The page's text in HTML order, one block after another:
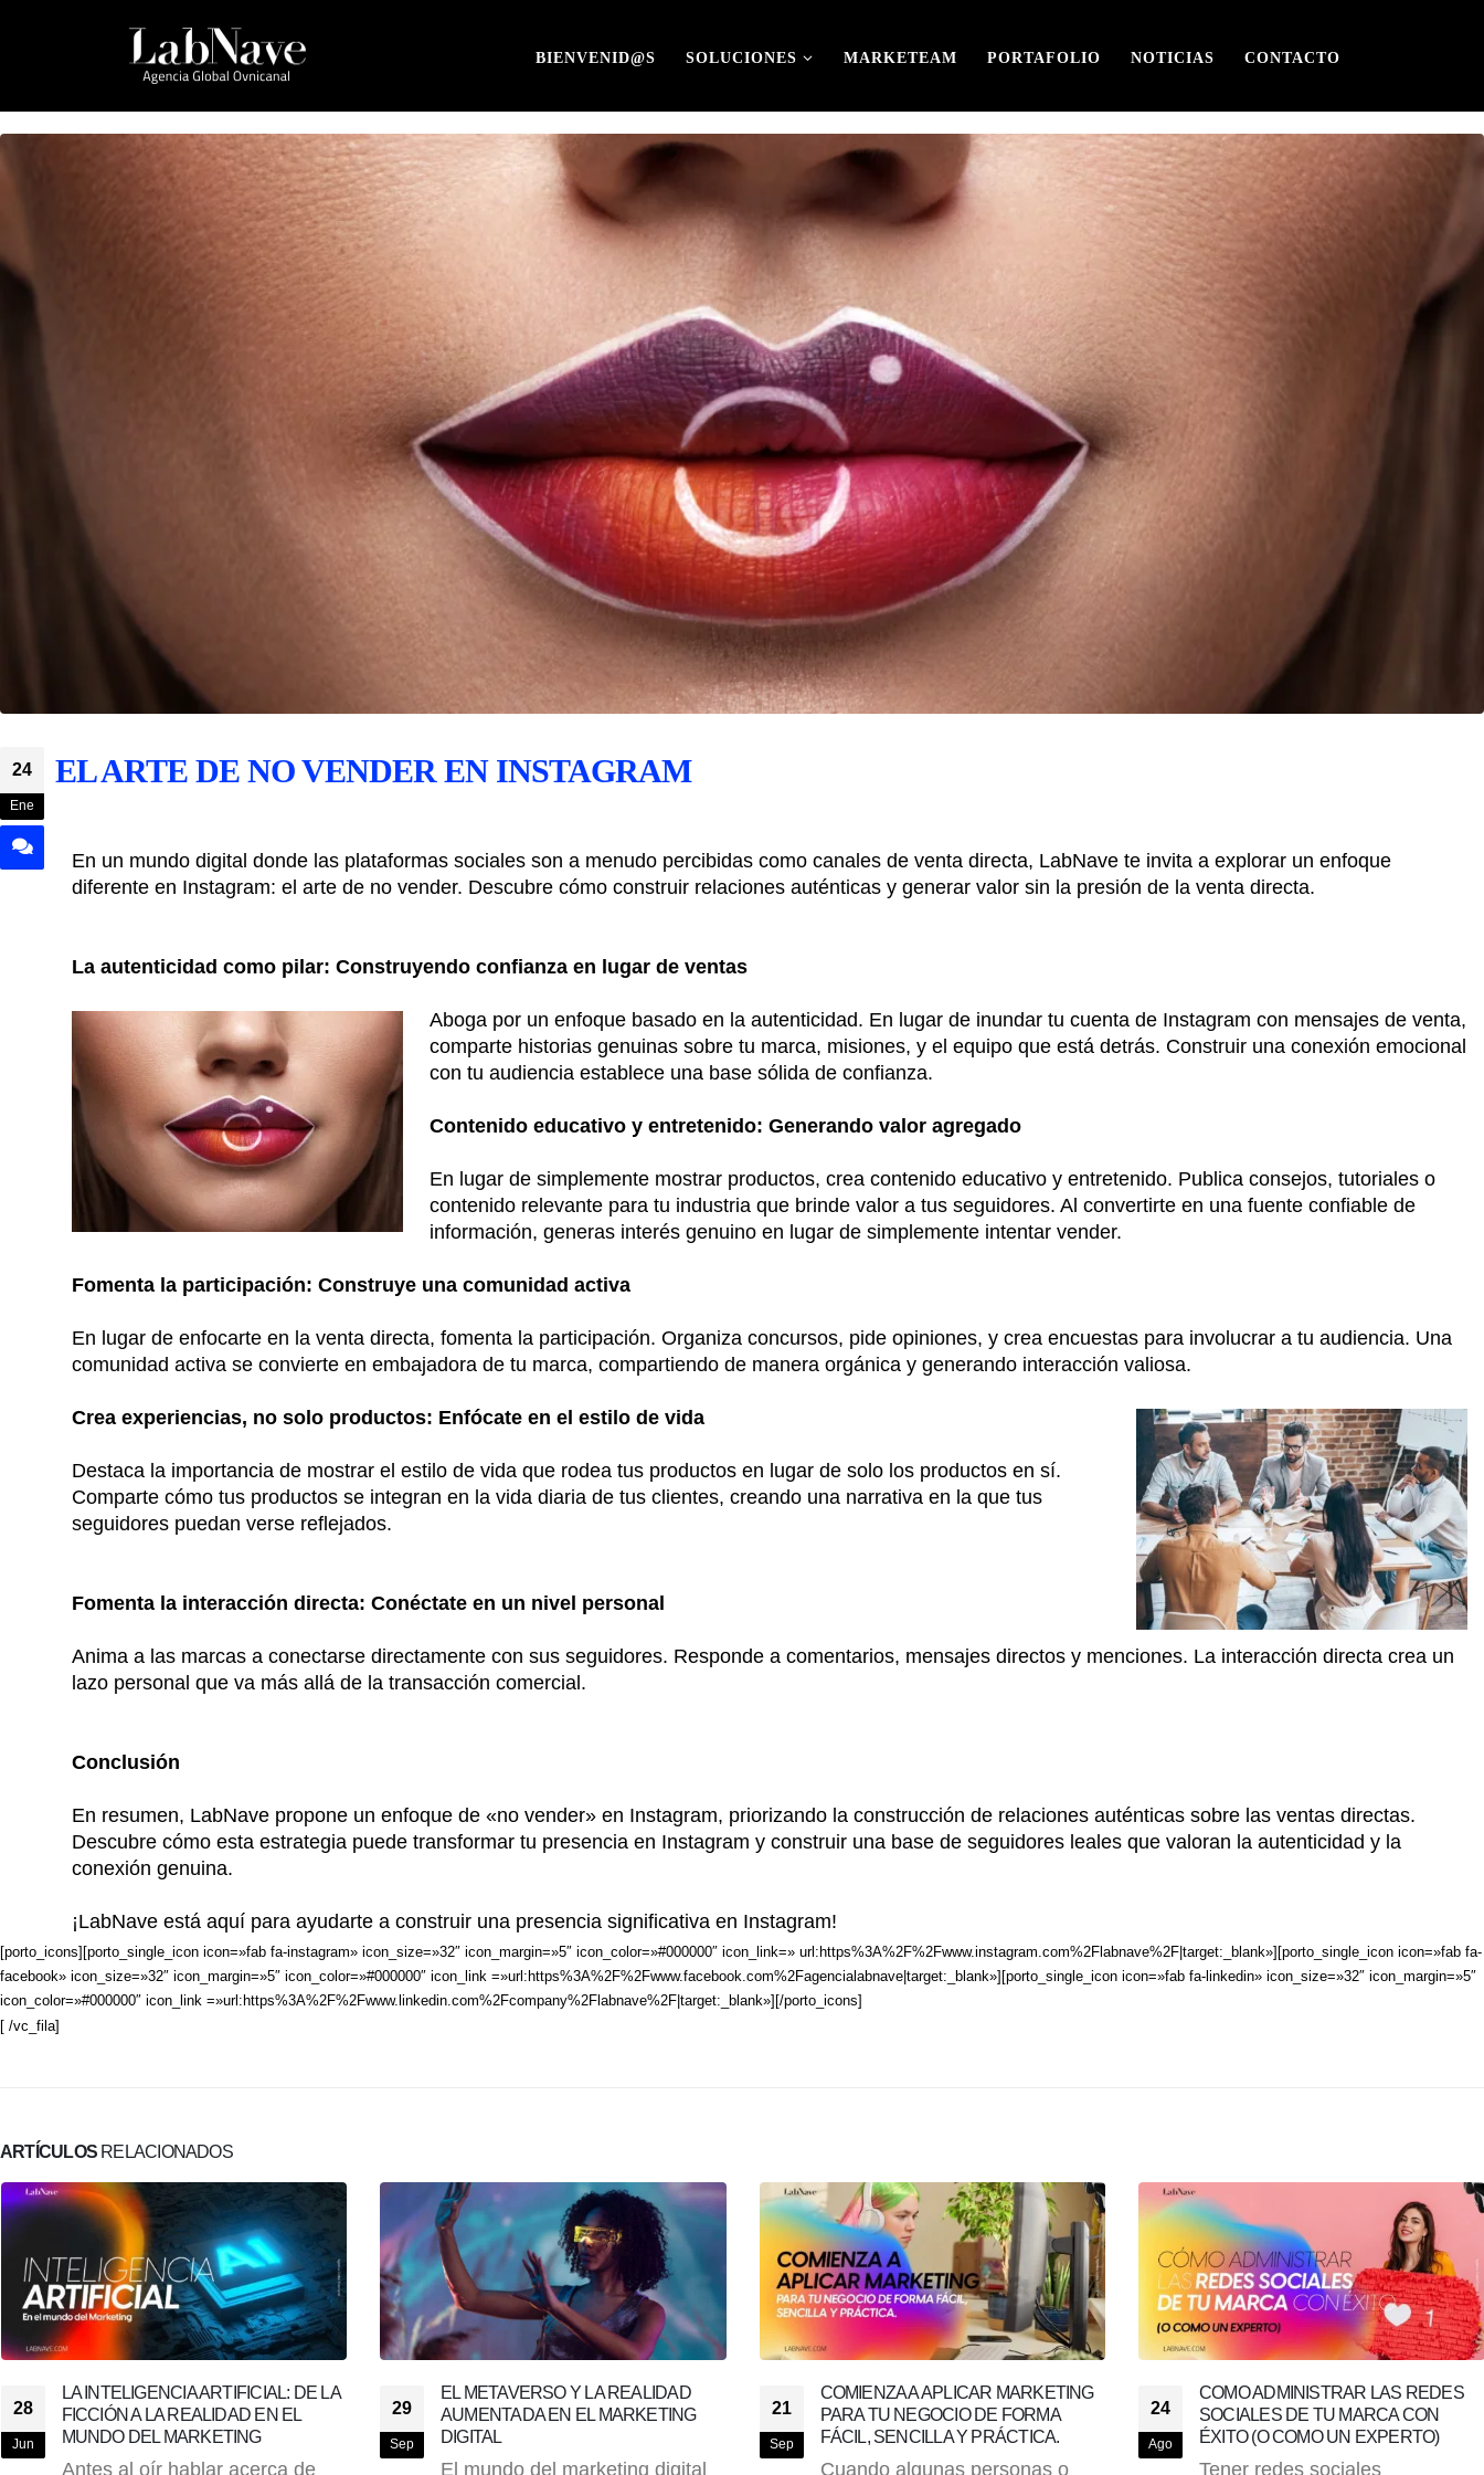
BIENVENID@S SOLUCIONES MARKETEAM PORTAFOLIO NOTICIAS CONTACTO
24
Ene
EL ARTE DE NO VENDER EN INSTAGRAM
En un mundo digital donde las plataformas sociales son a menudo percibidas como canales de venta directa, LabNave te invita a explorar un enfoque
diferente en Instagram: el arte de no vender. Descubre cómo construir relaciones auténticas y generar valor sin la presión de la venta directa.
La autenticidad como pilar: Construyendo confianza en lugar de ventas
Aboga por un enfoque basado en la autenticidad. En lugar de inundar tu cuenta de Instagram con mensajes de venta,
comparte historias genuinas sobre tu marca, misiones, y el equipo que está detrás. Construir una conexión emocional
con tu audiencia establece una base sólida de confianza.
Contenido educativo y entretenido: Generando valor agregado
En lugar de simplemente mostrar productos, crea contenido educativo y entretenido. Publica consejos, tutoriales o
contenido relevante para tu industria que brinde valor a tus seguidores. Al convertirte en una fuente confiable de
información, generas interés genuino en lugar de simplemente intentar vender.
Fomenta la participación: Construye una comunidad activa
En lugar de enfocarte en la venta directa, fomenta la participación. Organiza concursos, pide opiniones, y crea encuestas para involucrar a tu audiencia. Una
comunidad activa se convierte en embajadora de tu marca, compartiendo de manera orgánica y generando interacción valiosa.
Crea experiencias, no solo productos: Enfócate en el estilo de vida
Destaca la importancia de mostrar el estilo de vida que rodea tus productos en lugar de solo los productos en sí.
Comparte cómo tus productos se integran en la vida diaria de tus clientes, creando una narrativa en la que tus
seguidores puedan verse reflejados.
Fomenta la interacción directa: Conéctate en un nivel personal
Anima a las marcas a conectarse directamente con sus seguidores. Responde a comentarios, mensajes directos y menciones. La interacción directa crea un
lazo personal que va más allá de la transacción comercial.
Conclusión
En resumen, LabNave propone un enfoque de «no vender» en Instagram, priorizando la construcción de relaciones auténticas sobre las ventas directas.
Descubre cómo esta estrategia puede transformar tu presencia en Instagram y construir una base de seguidores leales que valoran la autenticidad y la
conexión genuina.
¡LabNave está aquí para ayudarte a construir una presencia significativa en Instagram!
[porto_icons][porto_single_icon icon=»fab fa-instagram» icon_size=»32″ icon_margin=»5″ icon_color=»#000000″ icon_link=» url:https%3A%2F%2Fwww.instagram.com%2Flabnave%2F|target:_blank»][porto_single_icon icon=»fab fa-
facebook» icon_size=»32″ icon_margin=»5″ icon_color=»#000000″ icon_link =»url:https%3A%2F%2Fwww.facebook.com%2Fagencialabnave|target:_blank»][porto_single_icon icon=»fab fa-linkedin» icon_size=»32″ icon_margin=»5″
icon_color=»#000000″ icon_link =»url:https%3A%2F%2Fwww.linkedin.com%2Fcompany%2Flabnave%2F|target:_blank»][/porto_icons]
[ /vc_fila]
ARTÍCULOSRELACIONADOS
29
Sep
EL METAVERSO Y LA REALIDAD
AUMENTADA EN EL MARKETING
DIGITAL
El mundo del marketing digital
21
Sep
COMIENZA A APLICAR MARKETING
PARA TU NEGOCIO DE FORMA
FÁCIL, SENCILLA Y PRÁCTICA.
Cuando algunas personas o
24
Ago
COMO ADMINISTRAR LAS REDES
SOCIALES DE TU MARCA CON
ÉXITO (O COMO UN EXPERTO)
Tener redes sociales
27
Ene
¿QUIERES TRIUNFAR CON TU
ECOMMERCE EN EL 2023? ESTAS
SON LAS 5 TENDENCIAS QUE TE
AYUDARÁN